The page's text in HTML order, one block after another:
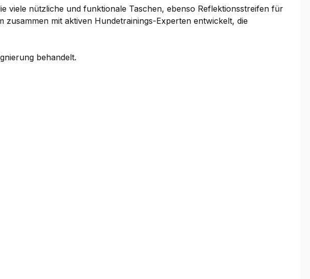
viele nützliche und funktionale Taschen, ebenso Reflektionsstreifen für
mit aktiven Hundetrainings-Experten entwickelt, die
behandelt.